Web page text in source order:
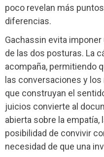
poco revelan más
diferencias.
Gachassin evita
de las dos posturas. La
acompaña, permitiendo
las conversaciones y
que construyan el
juicios convierte al
abierta sobre la empatía,
posibilidad de convivir
necesidad de que una